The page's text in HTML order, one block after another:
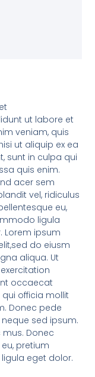
ut labore et
veniam, quis
ut aliquip ex ea
sunt in culpa qui
quis enim.
acer sem
vel, ridiculus
eu,
ligula
Lorem ipsum
do eiusm
aliqua. Ut
occaecat
officia mollit
Donec pede
sed ipsum.
Donec
pretium
eget dolor.